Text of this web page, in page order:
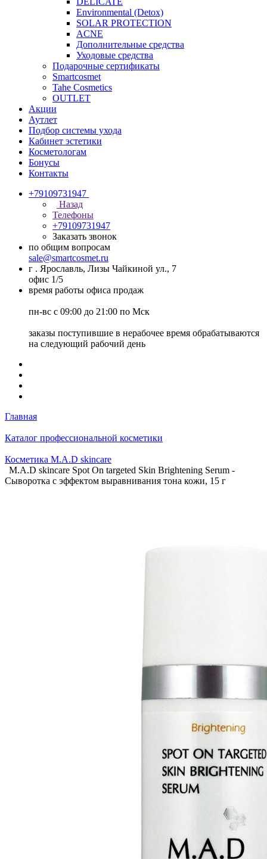
Environmental (Detox)
SOLAR PROTECTION
АCNE
Дополнительные средства
Уходовые средства
Подарочные сертификаты
Smartcosmet
Tahe Cosmetics
OUTLET
Акции
Аутлет
Подбор системы ухода
Кабинет эстетики
Косметологам
Бонусы
Контакты
+79109731947
Назад
Телефоны
+79109731947
Заказать звонок
по общим вопросам
sale@smartcosmet.ru
г . Ярославль, Лизы Чайкиной ул., 7
офис 1/5
время работы офиса продаж
пн-вс с 09:00 до 21:00 по Мск
заказы поступившие в нерабочее время обрабатываются
на следующий рабочий день
Главная
Каталог профессиональной косметики
Косметика M.A.D skincare
M.A.D skincare Spot On targeted Skin Brightening Serum -
Сыворотка с эффектом выравнивания тона кожи, 15 г